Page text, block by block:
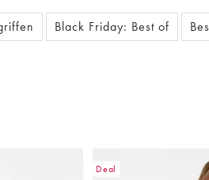
Black Friday: Best of
Deal